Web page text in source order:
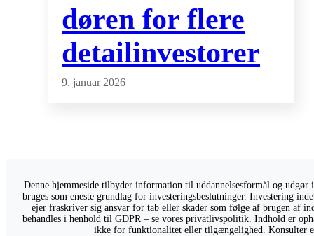
døren for flere
detailinvestorer
9. januar 2026
Denne hjemmeside tilbyder information til uddannelsesformål og
bruges som eneste grundlag for investeringsbeslutninger. Investering
ejer fraskriver sig ansvar for tab eller skader som følge af brugen af
behandles i henhold til GDPR – se vores privatlivspolitik. Indhold er
ikke for funktionalitet eller tilgængelighed. Konsulter